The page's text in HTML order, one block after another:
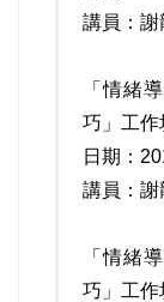
講員：謝
「情緒
巧」工作
日期：
講員：謝
「情緒
巧」工作